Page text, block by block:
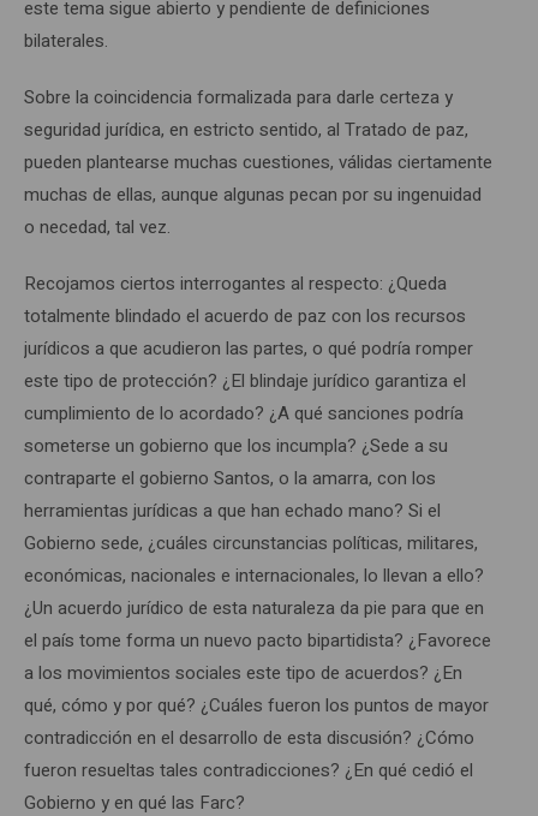
este tema sigue abierto y pendiente de definiciones
bilaterales.
Sobre la coincidencia formalizada para darle certeza y
seguridad jurídica, en estricto sentido, al Tratado de paz,
pueden plantearse muchas cuestiones, válidas ciertamente
muchas de ellas, aunque algunas pecan por su ingenuidad
o necedad, tal vez.
Recojamos ciertos interrogantes al respecto: ¿Queda
totalmente blindado el acuerdo de paz con los recursos
jurídicos a que acudieron las partes, o qué podría romper
este tipo de protección? ¿El blindaje jurídico garantiza el
cumplimiento de lo acordado? ¿A qué sanciones podría
someterse un gobierno que los incumpla? ¿Sede a su
contraparte el gobierno Santos, o la amarra, con los
herramientas jurídicas a que han echado mano? Si el
Gobierno sede, ¿cuáles circunstancias políticas, militares,
económicas, nacionales e internacionales, lo llevan a ello?
¿Un acuerdo jurídico de esta naturaleza da pie para que en
el país tome forma un nuevo pacto bipartidista? ¿Favorece
a los movimientos sociales este tipo de acuerdos? ¿En
qué, cómo y por qué? ¿Cuáles fueron los puntos de mayor
contradicción en el desarrollo de esta discusión? ¿Cómo
fueron resueltas tales contradicciones? ¿En qué cedió el
Gobierno y en qué las Farc?